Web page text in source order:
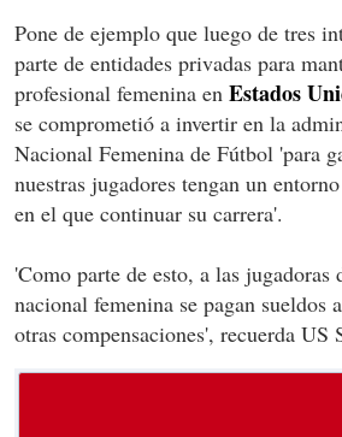
Pone de ejemplo que luego de tres
parte de entidades privadas para
profesional femenina en Estados
se comprometió a invertir en la
Nacional Femenina de Fútbol 'para
nuestras jugadores tengan un
en el que continuar su carrera'.
'Como parte de esto, a las jugadoras
nacional femenina se pagan sueldos
otras compensaciones', recuerda US